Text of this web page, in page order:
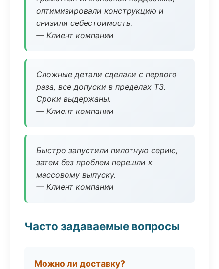
оптимизировали конструкцию и
снизили себестоимость.
— Клиент компании
Сложные детали сделали с первого
раза, все допуски в пределах ТЗ.
Сроки выдержаны.
— Клиент компании
Быстро запустили пилотную серию,
затем без проблем перешли к
массовому выпуску.
— Клиент компании
Часто задаваемые вопросы
Можно ли доставку?